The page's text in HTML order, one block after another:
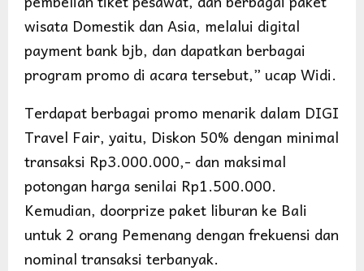
wisata Domestik dan Asia, melalui digital
payment bank bjb, dan dapatkan berbagai
program promo di acara tersebut,” ucap Widi.
Terdapat berbagai promo menarik dalam DIGI
Travel Fair, yaitu, Diskon 50% dengan minimal
transaksi Rp3.000.000,- dan maksimal
potongan harga senilai Rp1.500.000.
Kemudian, doorprize paket liburan ke Bali
untuk 2 orang Pemenang dengan frekuensi dan
nominal transaksi terbanyak.